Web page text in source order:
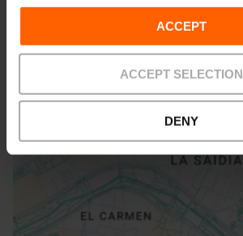
ACCEPT
ACCEPT SELECTION
DENY
Metro